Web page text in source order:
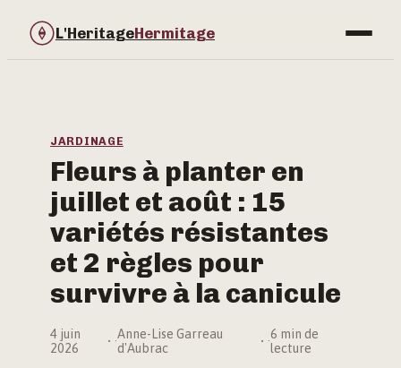
L'HeritageHermitage
Immobilier
Jardinage
Maison & Déco
JARDINAGE
Fleurs à planter en
juillet et août : 15
variétés résistantes
et 2 règles pour
survivre à la canicule
4 juin
2026
·Anne-Lise Garreau
d'Aubrac
·6 min de
lecture